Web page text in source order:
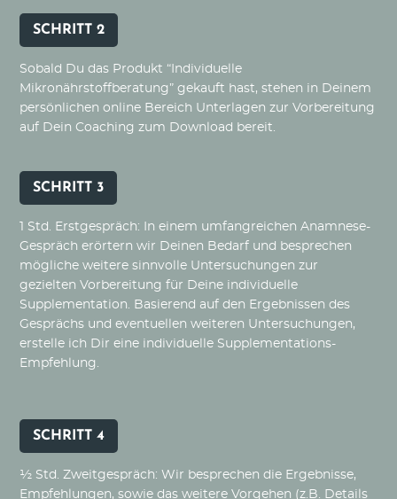
SCHRITT 2
Sobald Du das Produkt “Individuelle
Mikronährstoffberatung” gekauft hast, stehen in Deinem
persönlichen online Bereich Unterlagen zur Vorbereitung
auf Dein Coaching zum Download bereit.
SCHRITT 3
1 Std. Erstgespräch: In einem umfangreichen Anamnese-
Gespräch erörtern wir Deinen Bedarf und besprechen
mögliche weitere sinnvolle Untersuchungen zur
gezielten Vorbereitung für Deine individuelle
Supplementation. Basierend auf den Ergebnissen des
Gesprächs und eventuellen weiteren Untersuchungen,
erstelle ich Dir eine individuelle Supplementations-
Empfehlung.
SCHRITT 4
½ Std. Zweitgespräch: Wir besprechen die Ergebnisse,
Empfehlungen, sowie das weitere Vorgehen (z.B. Details